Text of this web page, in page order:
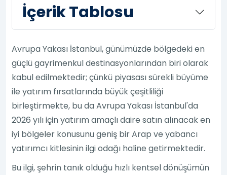
İçerik Tablosu
Avrupa Yakası İstanbul, günümüzde bölgedeki en
güçlü gayrimenkul destinasyonlarından biri olarak
kabul edilmektedir; çünkü piyasası sürekli büyüme
ile yatırım fırsatlarında büyük çeşitliliği
birleştirmekte, bu da Avrupa Yakası İstanbul'da
2026 yılı için yatırım amaçlı daire satın alınacak en
iyi bölgeler konusunu geniş bir Arap ve yabancı
yatırımcı kitlesinin ilgi odağı haline getirmektedir.
Bu ilgi, şehrin tanık olduğu hızlı kentsel dönüşümün